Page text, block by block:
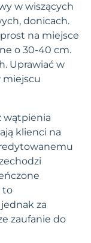
w wiszących
donicach.
na miejsce
o 30-40 cm.
Uprawiać w
miejscu
wątpienia
klienci na
to
za
zaufanie do